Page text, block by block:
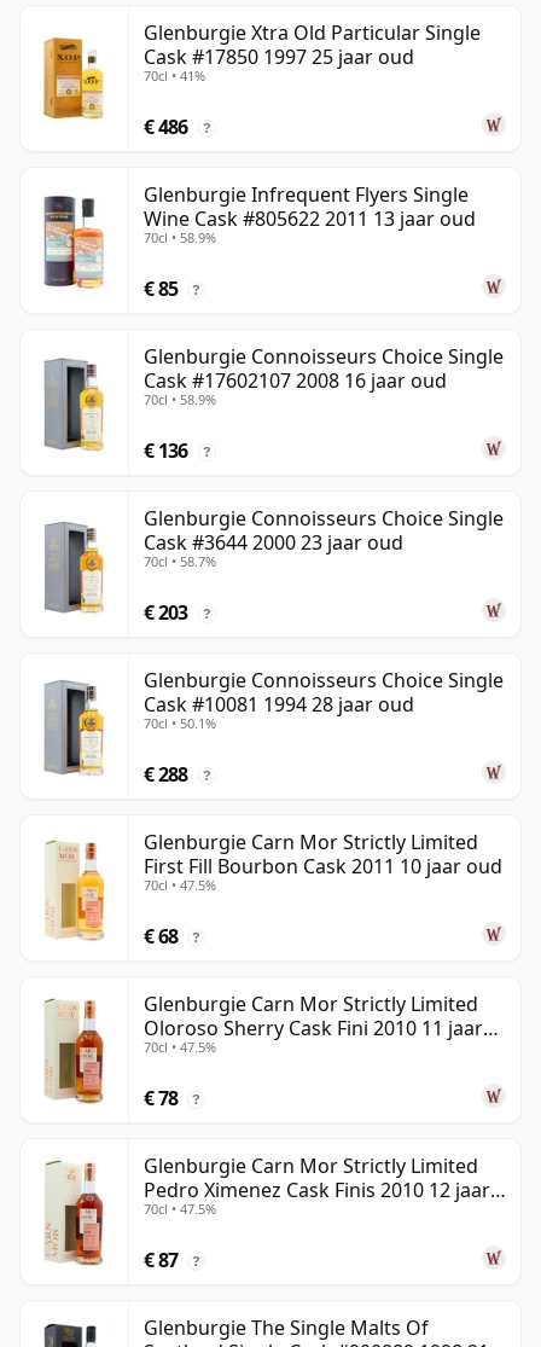
Glenburgie Xtra Old Particular Single
Cask #17850 1997 25 jaar oud
70cl • 41%
€ 486 ?
Glenburgie Infrequent Flyers Single
Wine Cask #805622 2011 13 jaar oud
70cl • 58.9%
€ 85 ?
Glenburgie Connoisseurs Choice Single
Cask #17602107 2008 16 jaar oud
70cl • 58.9%
€ 136 ?
Glenburgie Connoisseurs Choice Single
Cask #3644 2000 23 jaar oud
70cl • 58.7%
€ 203 ?
Glenburgie Connoisseurs Choice Single
Cask #10081 1994 28 jaar oud
70cl • 50.1%
€ 288 ?
Glenburgie Carn Mor Strictly Limited
First Fill Bourbon Cask 2011 10 jaar oud
70cl • 47.5%
€ 68 ?
Glenburgie Carn Mor Strictly Limited
Oloroso Sherry Cask Fini 2010 11 jaar
oud
70cl • 47.5%
€ 78 ?
Glenburgie Carn Mor Strictly Limited
Pedro Ximenez Cask Finis 2010 12 jaar
oud
70cl • 47.5%
€ 87 ?
Glenburgie The Single Malts Of